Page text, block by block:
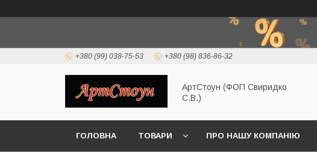
+380 (99) 038-75-53 +380 (98) 836-86-32
АртСтоун (ФОП Свиридко
С.В.)
ГОЛОВНА ТОВАРИ ПРО НАШУ КОМПАНІЮ